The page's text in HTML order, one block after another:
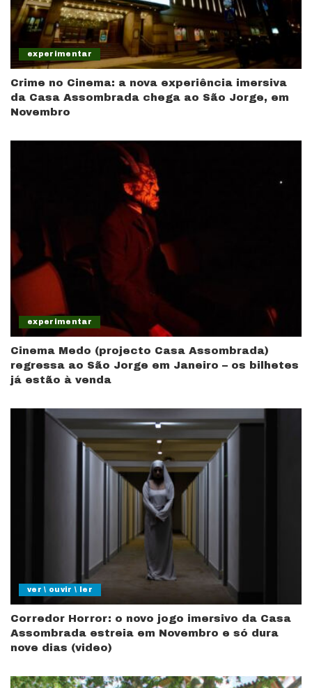
experimentar
Crime no Cinema: a nova experiência imersiva
da Casa Assombrada chega ao São Jorge, em
Novembro
experimentar
Cinema Medo (projecto Casa Assombrada)
regressa ao São Jorge em Janeiro – os bilhetes
já estão à venda
ver \ ouvir \ ler
Corredor Horror: o novo jogo imersivo da Casa
Assombrada estreia em Novembro e só dura
nove dias (video)